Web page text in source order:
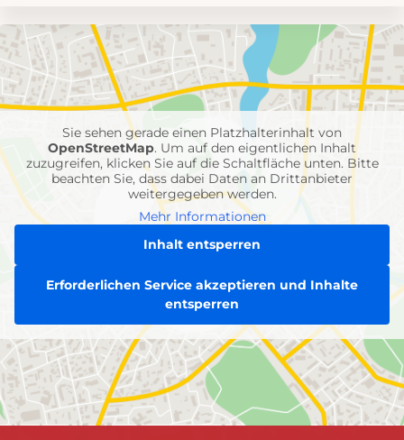
Umgebungskarte
mit
Feuerwehr-
Einheiten
Sie sehen gerade einen Platzhalterinhalt von
OpenStreetMap. Um auf den eigentlichen Inhalt
zuzugreifen, klicken Sie auf die Schaltfläche unten. Bitte
beachten Sie, dass dabei Daten an Drittanbieter
weitergegeben werden.
Mehr Informationen
Inhalt entsperren
Erforderlichen Service akzeptieren und Inhalte
entsperren